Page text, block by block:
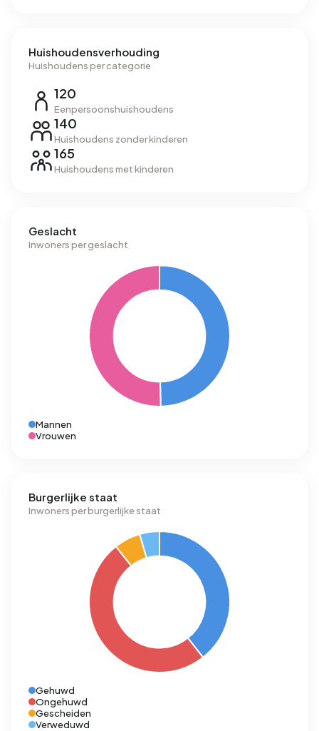
Huishoudensverhouding
Huishoudens per categorie
120
Eenpersoonshuishoudens
140
Huishoudens zonder kinderen
165
Huishoudens met kinderen
Geslacht
Inwoners per geslacht
Mannen
Vrouwen
Burgerlijke staat
Inwoners per burgerlijke staat
Gehuwd
Ongehuwd
Gescheiden
Verweduwd